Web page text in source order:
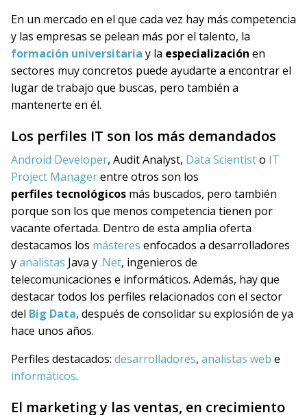
En un mercado en el que cada vez hay más competencia
y las empresas se pelean más por el talento, la
formación universitaria y la especialización en
sectores muy concretos puede ayudarte a encontrar el
lugar de trabajo que buscas, pero también a
mantenerte en él.
Los perfiles IT son los más demandados
Android Developer, Audit Analyst, Data Scientisto IT
Project Managerentre otros son los
perfiles tecnológicos más buscados, pero también
porque son los que menos competencia tienen por
vacante ofertada. Dentro de esta amplia oferta
destacamos los másteres enfocados a desarrolladores
yanalistas Java y.Net, ingenieros de
telecomunicaciones e informáticos. Además, hay que
destacar todos los perfiles relacionados con el sector
del Big Data, después de consolidar su explosión de ya
hace unos años.
Perfiles destacados: desarrolladores, analistas web e
informáticos.
El marketing y las ventas, en crecimiento